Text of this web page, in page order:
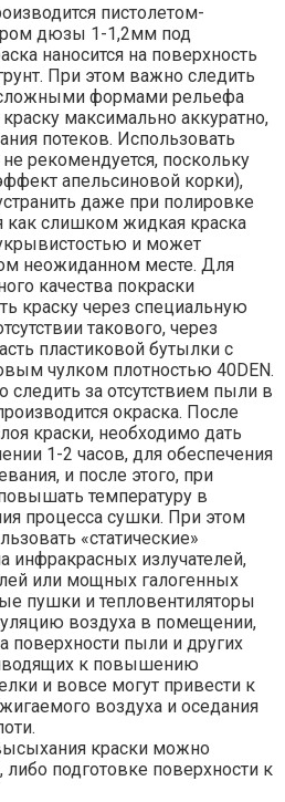
пистолетом-
дюзы 1-1,2мм под
наносится на поверхность
При этом важно следить
формами рельефа
максимально аккуратно,
потеков. Использовать
рекомендуется, поскольку
апельсиновой корки),
даже при полировке
как слишком жидкая краска
и может
неожиданном месте. Для
качества покраски
краску через специальную
такового, через
пластиковой бутылки с
чулком плотностью 40DEN.
следить за отсутствием пыли в
окраска. После
краски, необходимо дать
1-2 часов, для обеспечения
и после этого, при
температуру в
процесса сушки. При этом
«статические»
инфракрасных излучателей,
или мощных галогенных
пушки и тепловентиляторы
воздуха в помещении,
поверхности пыли и других
к повышению
и вовсе могут привести к
воздуха и оседания
краски можно
либо подготовке поверхности к